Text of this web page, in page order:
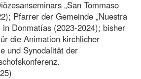
„San Tommaso
Pfarrer der Gemeinde „Nuestra
in Donmatías (2023-2024); bisher
die Animation kirchlicher
und Synodalität der